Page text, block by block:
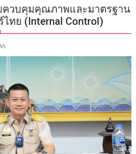
ควบคุมคุณภาพและมาตรฐาน
ทย (Internal Control)